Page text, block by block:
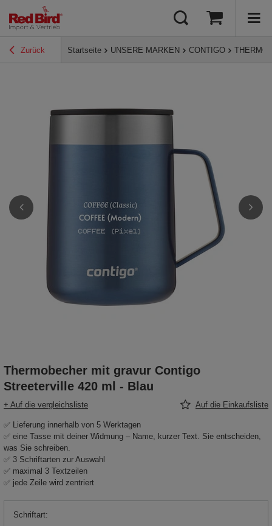
Zurück Startseite UNSERE MARKEN CONTIGO
Thermobecher mit gravur Contigo
Streeterville 420 ml - Blau
+ Auf die vergleichsliste Auf die Einkaufsliste
✅ Lieferung innerhalb von 5 Werktagen
✅ eine Tasse mit deiner Widmung – Name, kurzer Text. Sie entscheiden,
was Sie schreiben.
✅ 3 Schriftarten zur Auswahl
✅ maximal 3 Textzeilen
✅ jede Zeile wird zentriert
Schriftart